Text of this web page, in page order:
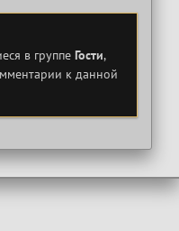
в группе Гости,
к данной